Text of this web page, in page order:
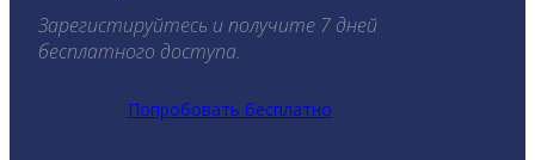
Зарегистируйтесь и получите 7 дней
бесплатного доступа.
Попробовать бесплатно